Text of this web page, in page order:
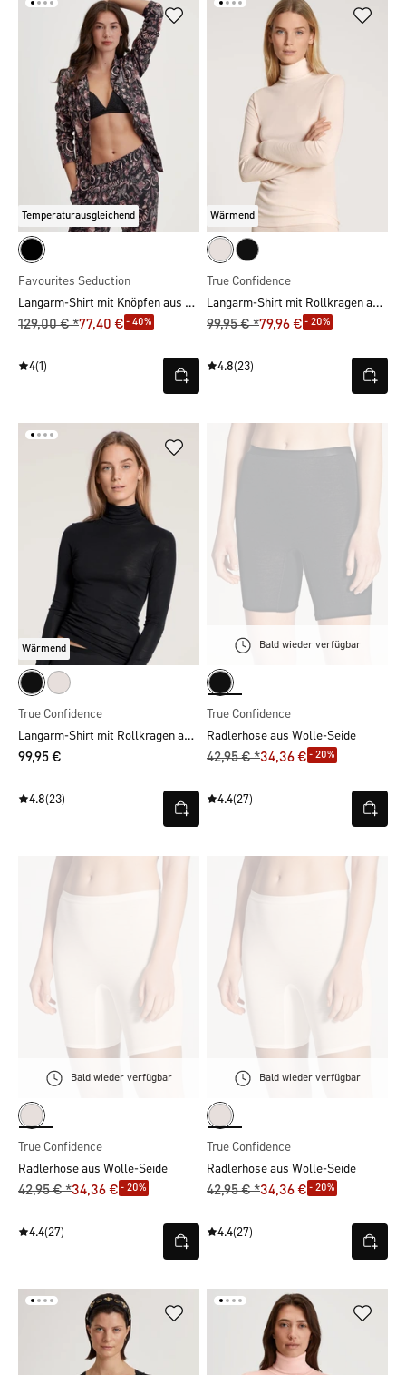
Temperaturausgleichend
Favourites Seduction
Langarm-Shirt mit Knöpfen aus TENCEL™ Modal und Seide
129,00 € *77,40 € - 40%
4(1)
Wärmend
True Confidence
Langarm-Shirt mit Rollkragen aus Wolle-Seide
99,95 € *79,96 € - 20%
4.8(23)
Wärmend
True Confidence
Langarm-Shirt mit Rollkragen aus Wolle-Seide
99,95 €
4.8(23)
Bald wieder verfügbar
True Confidence
Radlerhose aus Wolle-Seide
42,95 € *34,36 € - 20%
4.4(27)
Bald wieder verfügbar
True Confidence
Radlerhose aus Wolle-Seide
42,95 € *34,36 € - 20%
4.4(27)
Bald wieder verfügbar
True Confidence
Radlerhose aus Wolle-Seide
42,95 € *34,36 € - 20%
4.4(27)